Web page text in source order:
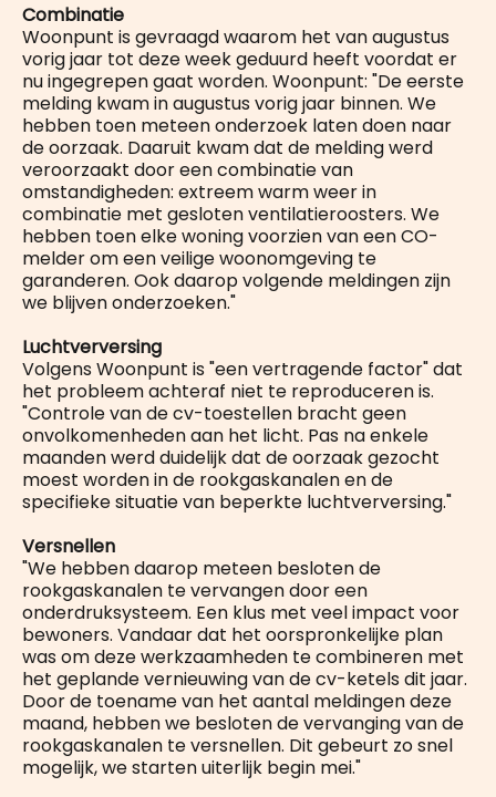
Combinatie
Woonpunt is gevraagd waarom het van augustus
vorig jaar tot deze week geduurd heeft voordat er
nu ingegrepen gaat worden. Woonpunt: "De eerste
melding kwam in augustus vorig jaar binnen. We
hebben toen meteen onderzoek laten doen naar
de oorzaak. Daaruit kwam dat de melding werd
veroorzaakt door een combinatie van
omstandigheden: extreem warm weer in
combinatie met gesloten ventilatieroosters. We
hebben toen elke woning voorzien van een CO-
melder om een veilige woonomgeving te
garanderen. Ook daarop volgende meldingen zijn
we blijven onderzoeken."
Luchtverversing
Volgens Woonpunt is "een vertragende factor" dat
het probleem achteraf niet te reproduceren is.
"Controle van de cv-toestellen bracht geen
onvolkomenheden aan het licht. Pas na enkele
maanden werd duidelijk dat de oorzaak gezocht
moest worden in de rookgaskanalen en de
specifieke situatie van beperkte luchtverversing."
Versnellen
"We hebben daarop meteen besloten de
rookgaskanalen te vervangen door een
onderdruksysteem. Een klus met veel impact voor
bewoners. Vandaar dat het oorspronkelijke plan
was om deze werkzaamheden te combineren met
het geplande vernieuwing van de cv-ketels dit jaar.
Door de toename van het aantal meldingen deze
maand, hebben we besloten de vervanging van de
rookgaskanalen te versnellen. Dit gebeurt zo snel
mogelijk, we starten uiterlijk begin mei."